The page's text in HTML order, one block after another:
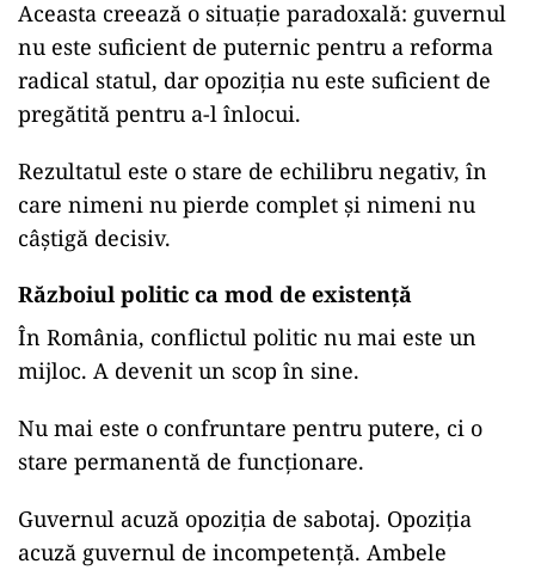
Aceasta creează o situație paradoxală: guvernul
nu este suficient de puternic pentru a reforma
radical statul, dar opoziția nu este suficient de
pregătită pentru a-l înlocui.
Rezultatul este o stare de echilibru negativ, în
care nimeni nu pierde complet și nimeni nu
câștigă decisiv.
Războiul politic ca mod de existență
În România, conflictul politic nu mai este un
mijloc. A devenit un scop în sine.
Nu mai este o confruntare pentru putere, ci o
stare permanentă de funcționare.
Guvernul acuză opoziția de sabotaj. Opoziția
acuză guvernul de incompetență. Ambele